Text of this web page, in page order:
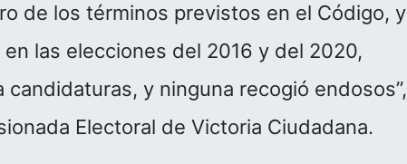
de los términos previstos en el Código, y
las elecciones del 2016 y del 2020,
y ninguna recogió endosos”,
Electoral de Victoria Ciudadana.